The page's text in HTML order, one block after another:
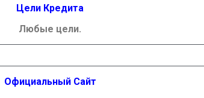
Цели Кредита
Любые цели.
Официальный Сайт